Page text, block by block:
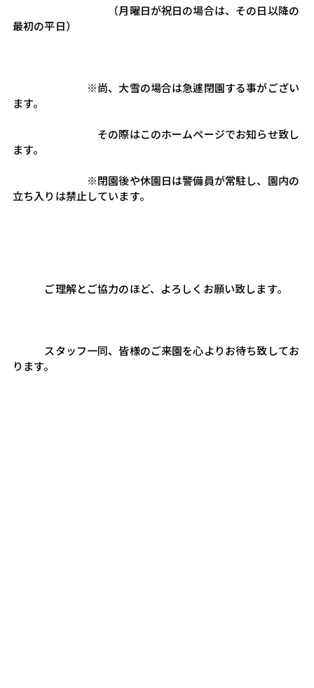
（月曜日が祝日の場合は、その日以降の
最初の平日）
※尚、大雪の場合は急遽閉園する事がござい
ます。
その際はこのホームページでお知らせ致し
ます。
※閉園後や休園日は警備員が常駐し、園内の
立ち入りは禁止しています。
ご理解とご協力のほど、よろしくお願い致します。
スタッフ一同、皆様のご来園を心よりお待ち致してお
ります。